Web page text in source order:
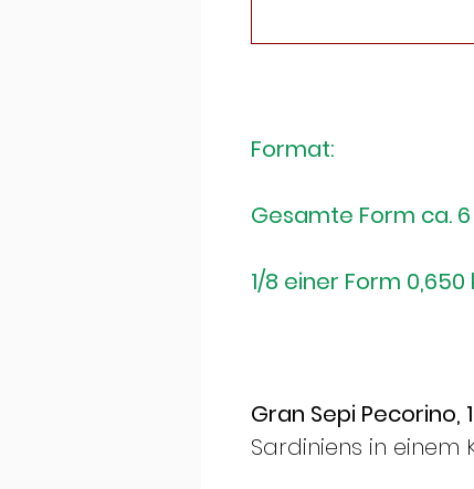
Format:
Gesamte Form ca. 6
1/8 einer Form
Gran Sepi Pecorino,
Sardiniens in einem